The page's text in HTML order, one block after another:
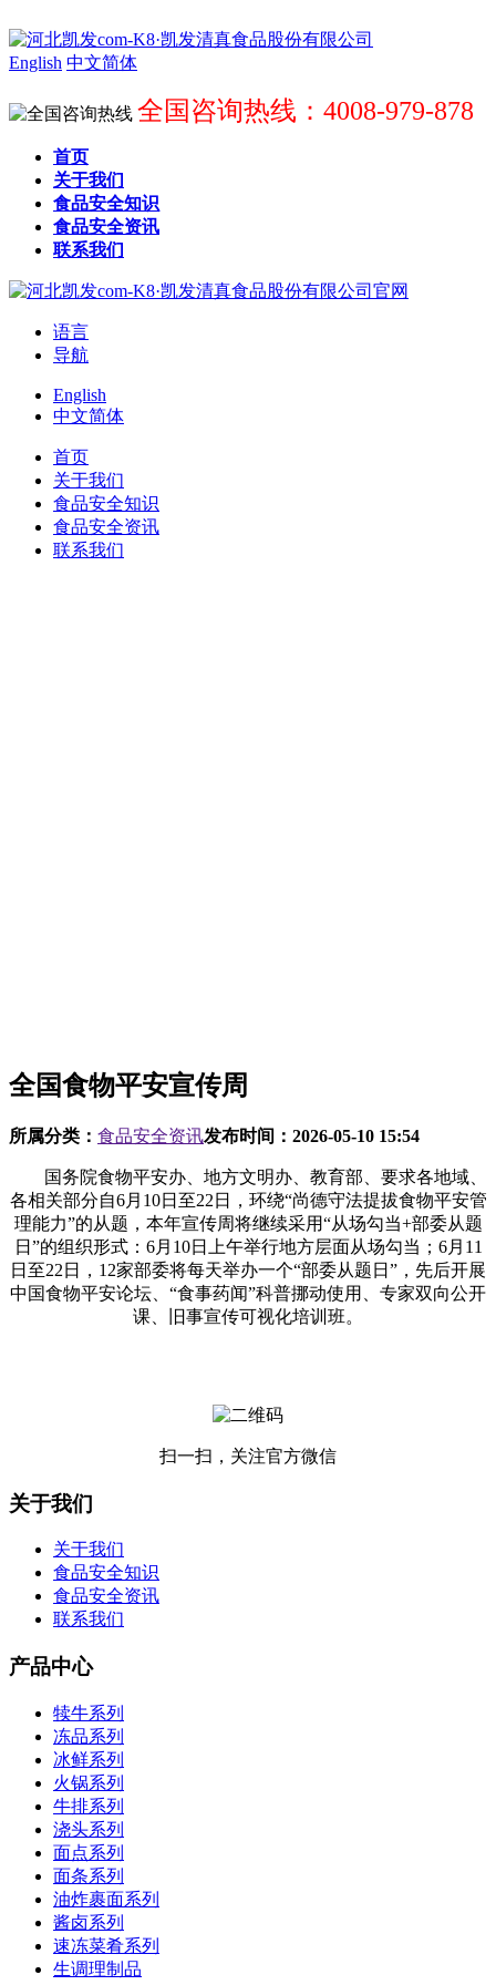
English 中文简体
全国咨询热线：4008-979-878
首页
关于我们
食品安全知识
食品安全资讯
联系我们
语言
导航
English
中文简体
首页
关于我们
食品安全知识
食品安全资讯
联系我们
全国食物平安宣传周
所属分类： 食品安全资讯发布时间： 2026-05-10 15:54
国务院食物平安办、地方文明办、教育部、要求各地域、
各相关部分自6月10日至22日，环绕“尚德守法提拔食物平安管
理能力”的从题，本年宣传周将继续采用“从场勾当+部委从题
日”的组织形式：6月10日上午举行地方层面从场勾当；6月11
日至22日，12家部委将每天举办一个“部委从题日”，先后开展
中国食物平安论坛、“食事药闻”科普挪动使用、专家双向公开
课、旧事宣传可视化培训班。
扫一扫，关注官方微信
关于我们
关于我们
食品安全知识
食品安全资讯
联系我们
产品中心
犊牛系列
冻品系列
冰鲜系列
火锅系列
牛排系列
浇头系列
面点系列
面条系列
油炸裹面系列
酱卤系列
速冻菜肴系列
生调理制品